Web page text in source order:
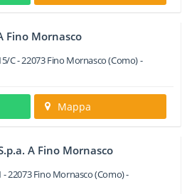
Fino Mornasco
C-22073Fino Mornasco(Como) -
Mappa
A Fino Mornasco
-22073 Fino Mornasco(Como) -